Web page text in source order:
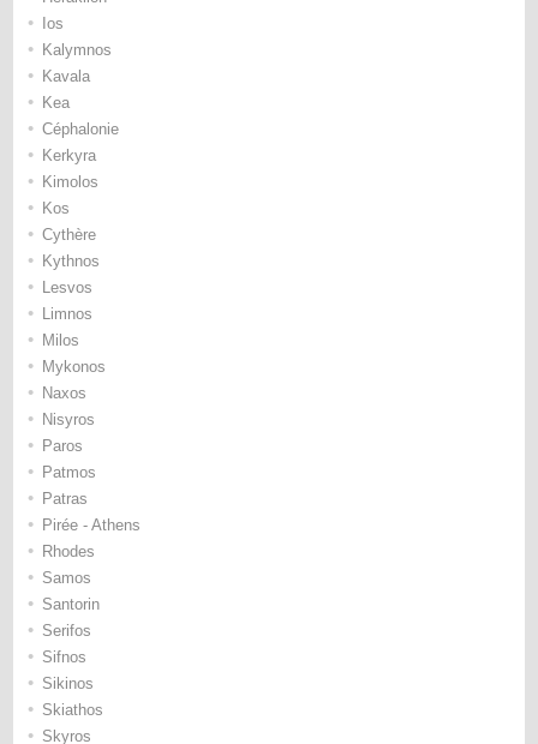
• Ios
• Kalymnos
• Kavala
• Kea
• Céphalonie
• Kerkyra
• Kimolos
• Kos
• Cythère
• Kythnos
• Lesvos
• Limnos
• Milos
• Mykonos
• Naxos
• Nisyros
• Paros
• Patmos
• Patras
• Pirée - Athens
• Rhodes
• Samos
• Santorin
• Serifos
• Sifnos
• Sikinos
• Skiathos
• Skyros